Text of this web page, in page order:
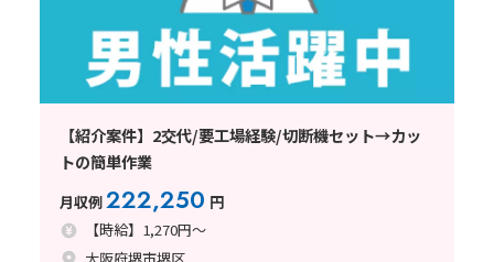
【紹介案件】2交代/要工場経験/切断機セット→カッ
トの簡単作業
月収例222,250 円
【時給】1,270円～